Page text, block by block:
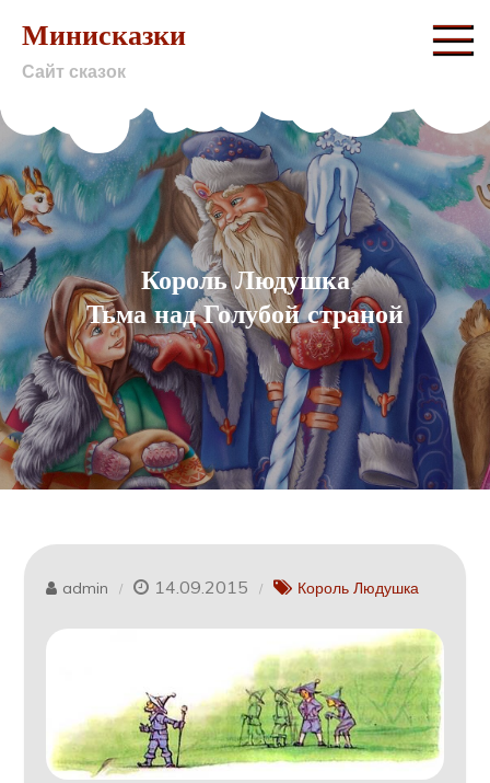
content
Минисказки
Сайт сказок
Король Людушка
Тьма над Голубой страной
admin 14.09.2015 Король Людушка